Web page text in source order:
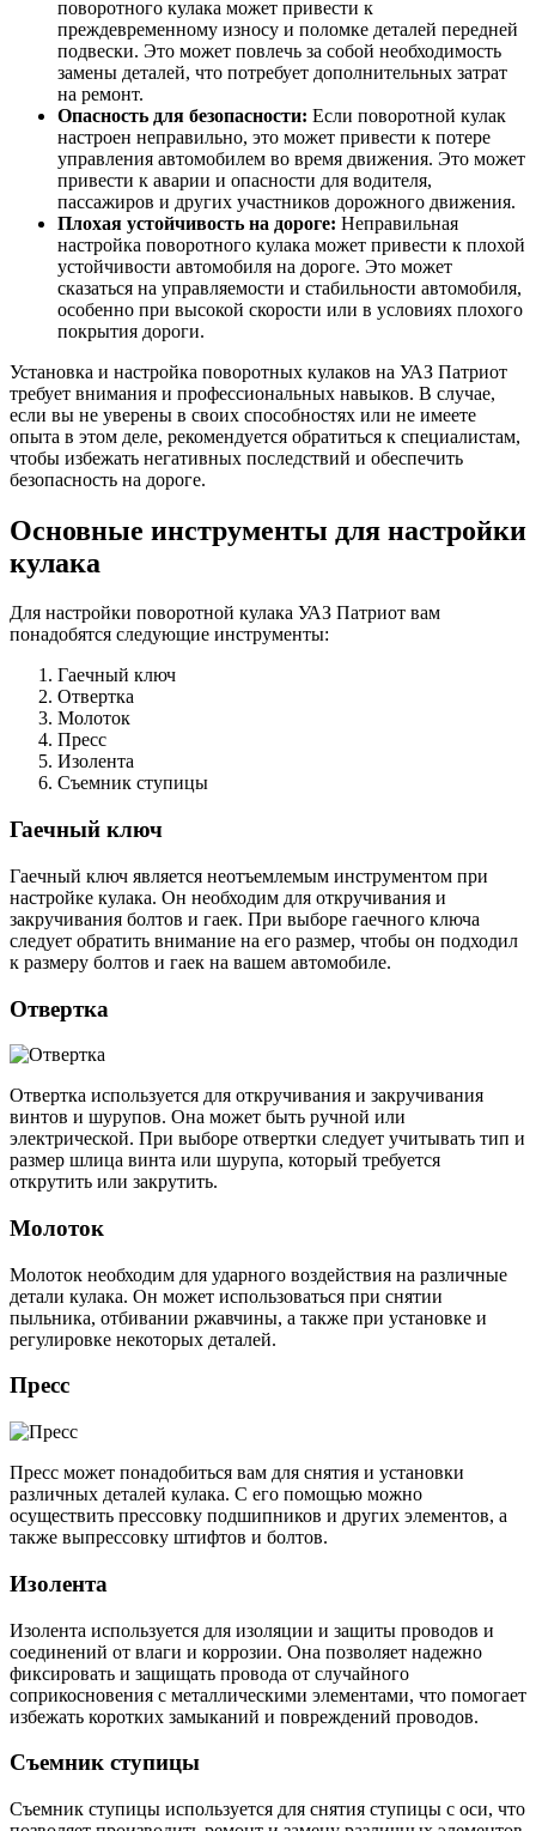
поворотного кулака может привести к
преждевременному износу и поломке деталей передней
подвески. Это может повлечь за собой необходимость
замены деталей, что потребует дополнительных затрат
на ремонт.
Опасность для безопасности: Если поворотной кулак
настроен неправильно, это может привести к потере
управления автомобилем во время движения. Это может
привести к аварии и опасности для водителя,
пассажиров и других участников дорожного движения.
Плохая устойчивость на дороге: Неправильная
настройка поворотного кулака может привести к плохой
устойчивости автомобиля на дороге. Это может
сказаться на управляемости и стабильности автомобиля,
особенно при высокой скорости или в условиях плохого
покрытия дороги.
Установка и настройка поворотных кулаков на УАЗ Патриот
требует внимания и профессиональных навыков. В случае,
если вы не уверены в своих способностях или не имеете
опыта в этом деле, рекомендуется обратиться к специалистам,
чтобы избежать негативных последствий и обеспечить
безопасность на дороге.
Основные инструменты для настройки
кулака
Для настройки поворотной кулака УАЗ Патриот вам
понадобятся следующие инструменты:
Гаечный ключ
Отвертка
Молоток
Пресс
Изолента
Съемник ступицы
Гаечный ключ
Гаечный ключ является неотъемлемым инструментом при
настройке кулака. Он необходим для откручивания и
закручивания болтов и гаек. При выборе гаечного ключа
следует обратить внимание на его размер, чтобы он подходил
к размеру болтов и гаек на вашем автомобиле.
Отвертка
Отвертка используется для откручивания и закручивания
винтов и шурупов. Она может быть ручной или
электрической. При выборе отвертки следует учитывать тип и
размер шлица винта или шурупа, который требуется
открутить или закрутить.
Молоток
Молоток необходим для ударного воздействия на различные
детали кулака. Он может использоваться при снятии
пыльника, отбивании ржавчины, а также при установке и
регулировке некоторых деталей.
Пресс
Пресс может понадобиться вам для снятия и установки
различных деталей кулака. С его помощью можно
осуществить прессовку подшипников и других элементов, а
также выпрессовку штифтов и болтов.
Изолента
Изолента используется для изоляции и защиты проводов и
соединений от влаги и коррозии. Она позволяет надежно
фиксировать и защищать провода от случайного
соприкосновения с металлическими элементами, что помогает
избежать коротких замыканий и повреждений проводов.
Съемник ступицы
Съемник ступицы используется для снятия ступицы с оси, что